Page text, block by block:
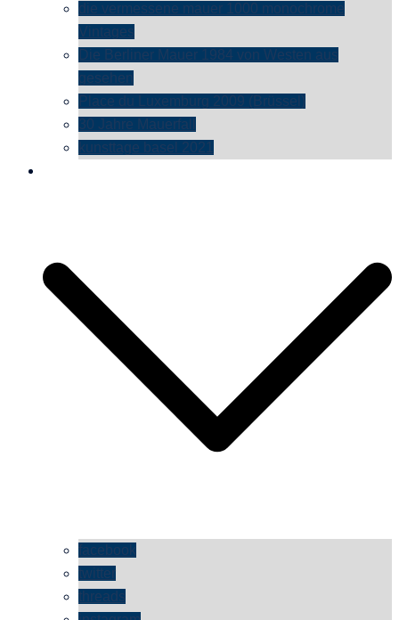
die vermessene mauer 1000 monochrome
Vintages
Die Berliner Mauer 1984 von Westen aus
gesehen
Place du Luxemburg 2009 (Brüssel)
30 Jahre Mauerfall
kunsttage basel 2021
facebook
twitter
threads